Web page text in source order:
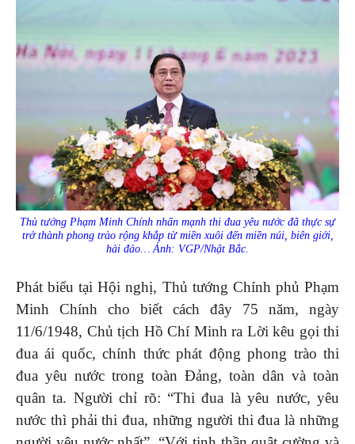
Thủ tướng Phạm Minh Chính nhấn mạnh thi đua yêu nước đã thực sự
trở thành phong trào rộng khắp từ miền xuôi đến miền núi, biên giới,
hải đảo… Ảnh: VGP/Nhật Bắc.
Phát biểu tại Hội nghị, Thủ tướng Chính phủ Phạm
Minh Chính cho biết cách đây 75 năm, ngày
11/6/1948, Chủ tịch Hồ Chí Minh ra Lời kêu gọi thi
đua ái quốc, chính thức phát động phong trào thi
đua yêu nước trong toàn Đảng, toàn dân và toàn
quân ta. Người chỉ rõ: “Thi đua là yêu nước, yêu
nước thì phải thi đua, những người thi đua là những